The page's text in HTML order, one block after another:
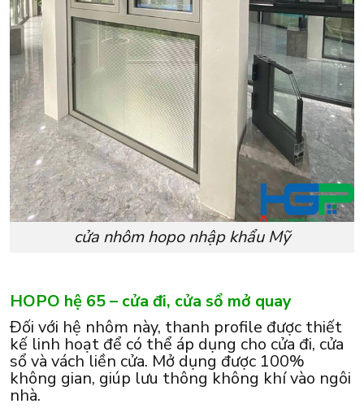
cửa nhôm hopo nhập khẩu Mỹ
HOPO hệ 65 – cửa đi, cửa sổ mở quay
Đối với hệ nhôm này, thanh profile được thiết
kế linh hoạt để có thể áp dụng cho cửa đi, cửa
sổ và vách liền cửa. Mở dụng được 100%
không gian, giúp lưu thông không khí vào ngôi
nhà.